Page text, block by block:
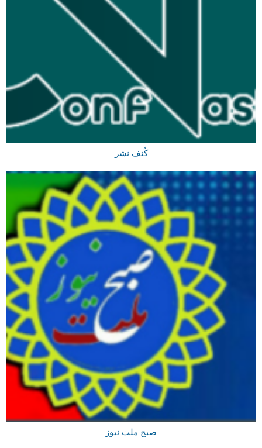
کُنف نشر
صبح ملت نیوز